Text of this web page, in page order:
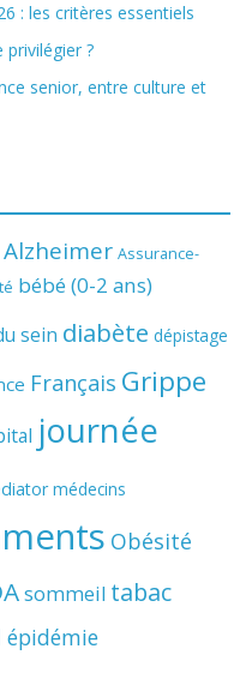
: les critères essentiels
?
senior, entre culture et
Alzheimer Assurance-
bébé (0-2 ans)
sein diabète dépistage
Français Grippe
journée
médecins
Obésité
sommeil tabac
épidémie